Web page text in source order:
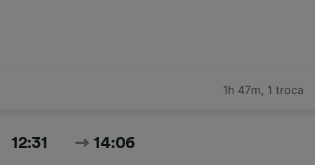
1h 47m, 1 troca
12:31 14:06